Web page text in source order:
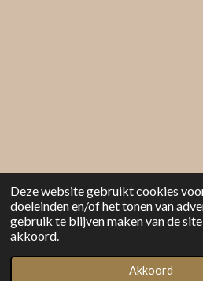
Deze website gebruikt cookies
doeleinden en/of het tonen van
gebruik te blijven maken van de
akkoord.
Akkoord